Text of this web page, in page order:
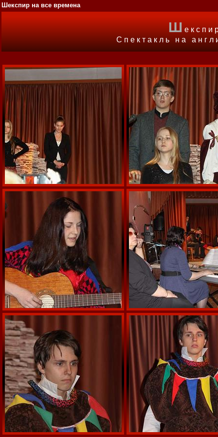
Шекспир на все времена
Ш
Спектакль на